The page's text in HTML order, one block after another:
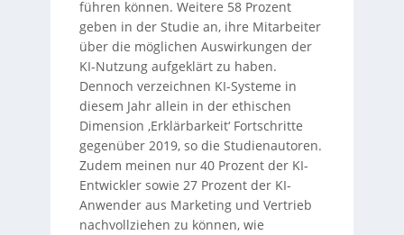
führen können. Weitere 58 Prozent
geben in der Studie an, ihre Mitarbeiter
über die möglichen Auswirkungen der
KI-Nutzung aufgeklärt zu haben.
Dennoch verzeichnen KI-Systeme in
diesem Jahr allein in der ethischen
Dimension ‚Erklärbarkeit‘ Fortschritte
gegenüber 2019, so die Studienautoren.
Zudem meinen nur 40 Prozent der KI-
Entwickler sowie 27 Prozent der KI-
Anwender aus Marketing und Vertrieb
nachvollziehen zu können, wie